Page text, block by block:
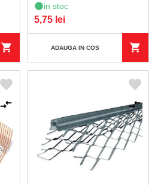
in stoc
5,75 lei
ADAUGA IN COS